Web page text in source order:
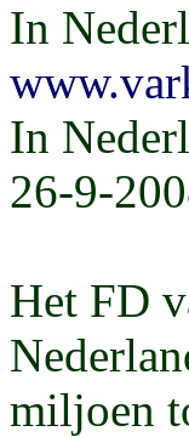
In
In
26-9-
Het FD
miljoen